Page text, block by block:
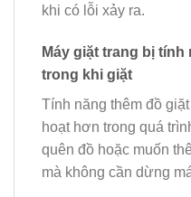
khi có lỗi xảy ra.
Máy giặt trang bị
trong khi giặt
Tính năng thêm đồ
hoạt hơn trong quá
quên đồ hoặc muốn
mà không cần dừng